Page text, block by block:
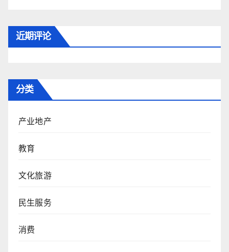
近期评论
分类
产业地产
教育
文化旅游
民生服务
消费